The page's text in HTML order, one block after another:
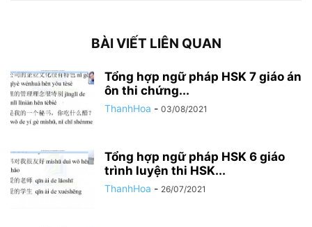
BÀI VIẾT LIÊN QUAN
Tổng hợp ngữ pháp HSK 7 giáo án
ôn thi chứng...
ThanhHoa - 03/08/2021
Tổng hợp ngữ pháp HSK 6 giáo
trình luyện thi HSK...
ThanhHoa - 26/07/2021